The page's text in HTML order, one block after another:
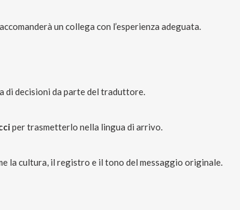
un collega con l’esperienza adeguata.
di decisioni da parte del traduttore.
per trasmetterlo nella lingua di arrivo.
la cultura, il registro e il tono del messaggio originale.